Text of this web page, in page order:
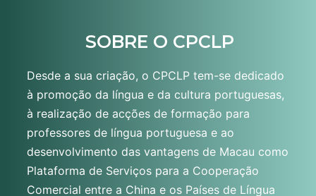
SOBRE O CPCLP
Desde a sua criação, o CPCLP tem-se dedicado
à promoção da língua e da cultura portuguesas,
à realização de acções de formação para
professores de língua portuguesa e ao
desenvolvimento das vantagens de Macau como
Plataforma de Serviços para a Cooperação
Comercial entre a China e os Países de Língua